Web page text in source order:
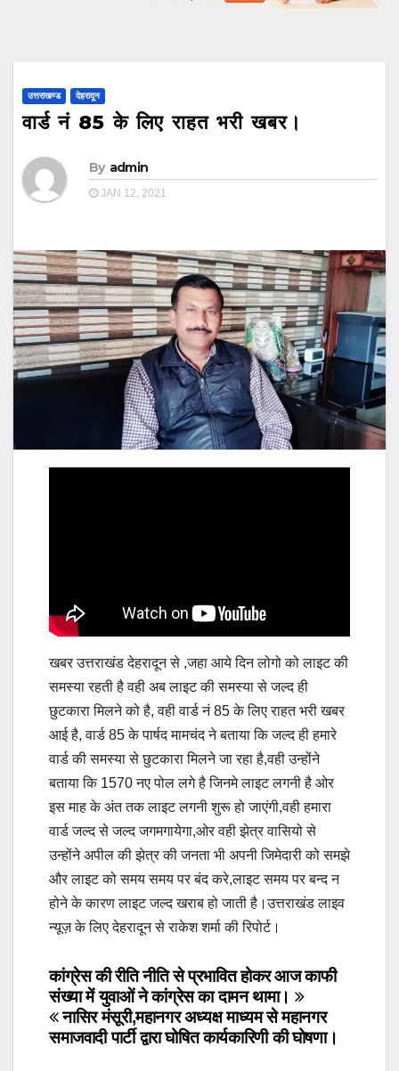
उत्तराखण्ड देहरादून
वार्ड नं 85 के लिए राहत भरी खबर।
By admin
JAN 12, 2021
खबर उत्तराखंड देहरादून से ,जहा आये दिन लोगो को लाइट की
समस्या रहती है वही अब लाइट की समस्या से जल्द ही
छुटकारा मिलने को है, वही वार्ड नं 85 के लिए राहत भरी खबर
आई है, वार्ड 85 के पार्षद मामचंद ने बताया कि जल्द ही हमारे
वार्ड की समस्या से छुटकारा मिलने जा रहा है,वही उन्होंने
बताया कि 1570 नए पोल लगे है जिनमे लाइट लगनी है ओर
इस माह के अंत तक लाइट लगनी शुरू हो जाएंगी,वही हमारा
वार्ड जल्द से जल्द जगमगायेगा,ओर वही झेत्र वासियो से
उन्होंने अपील की झेत्र की जनता भी अपनी जिमेदारी को समझे
और लाइट को समय समय पर बंद करे,लाइट समय पर बन्द न
होने के कारण लाइट जल्द खराब हो जाती है।उत्तराखंड लाइव
न्यूज़ के लिए देहरादून से राकेश शर्मा की रिपोर्ट।
Post
navigation
कांग्रेस की रीति नीति से प्रभावित होकर आज काफी
संख्या में युवाओं ने कांग्रेस का दामन थामा।
नासिर मंसूरी,महानगर अध्यक्ष माध्यम से महानगर
समाजवादी पार्टी द्वारा घोषित कार्यकारिणी की घोषणा।